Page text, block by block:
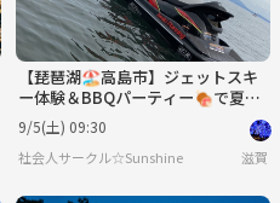
【琵琶湖🏖️高島市】ジェットスキ
ー体験＆BBQパーティー🍖で夏を
満喫しよう✨
9/5(土) 09:30
社会人サークル☆Sunshine 滋賀